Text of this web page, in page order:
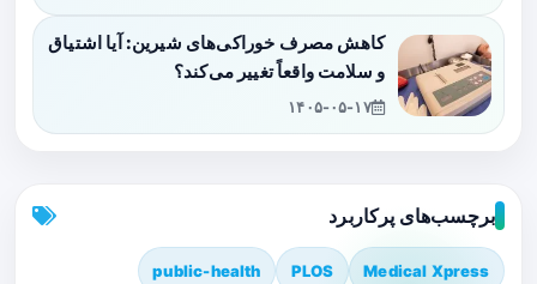
کاهش مصرف خوراکی‌های شیرین: آیا اشتیاق
و سلامت واقعاً تغییر می‌کند؟
۱۴۰۵-۰۵-۱۷
برچسب‌های پرکاربرد
Medical Xpress
PLOS
public-health